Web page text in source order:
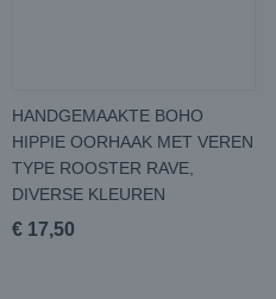
HANDGEMAAKTE BOHO
HIPPIE OORHAAK MET VEREN
TYPE ROOSTER RAVE,
DIVERSE KLEUREN
€ 17,50